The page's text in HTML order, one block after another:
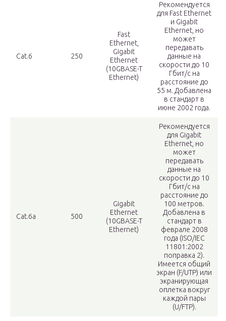
Cat.6 250
Fast
Ethernet,
Gigabit
Ethernet
(10GBASE-T
Ethernet)
Рекомендуется
для Fast Ethernet
и Gigabit
Ethernet, но
может
передавать
данные на
скорости до 10
Гбит/с на
расстояние до
55 м. Добавлена
в стандарт в
июне 2002 года.
Cat.6a 500
Gigabit
Ethernet
(10GBASE-T
Ethernet)
Рекомендуется
для Gigabit
Ethernet, но
может
передавать
данные на
скорости до 10
Гбит/с на
расстояние до
100 метров.
Добавлена в
стандарт в
феврале 2008
года (ISO/IEC
11801:2002
поправка 2).
Имеется общий
экран (F/UTP) или
экранирующая
оплетка вокруг
каждой пары
(U/FTP).